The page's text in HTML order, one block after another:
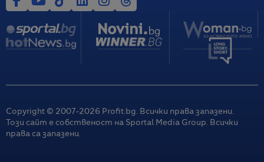
Copyright © 2007-2026 Profit.bg. Всички права запазени.
Този сайт е собственост на Sportal Media Group. Всички
права са запазени.